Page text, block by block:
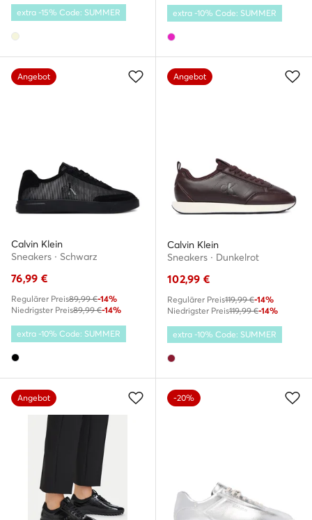
extra -15% Code: SUMMER extra -10% Code: SUMMER
Angebot
Calvin Klein
Sneakers · Schwarz
76,99 €
Regulärer Preis89,99 €-14%
Niedrigster Preis89,99 €-14%
extra -10% Code: SUMMER
Angebot
Calvin Klein
Sneakers · Dunkelrot
102,99 €
Regulärer Preis119,99 €-14%
Niedrigster Preis119,99 €-14%
extra -10% Code: SUMMER
Angebot -20%